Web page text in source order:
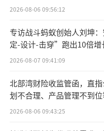
2026-08-06 09:56:12
专访战斗蚂蚁创始人刘坤
定-设计-击穿”跑出10倍增
2026-08-07 09:41:09
北部湾财险收监管函，直
划不合理、产品管理不到
点”
2026-08-06 09:43:25